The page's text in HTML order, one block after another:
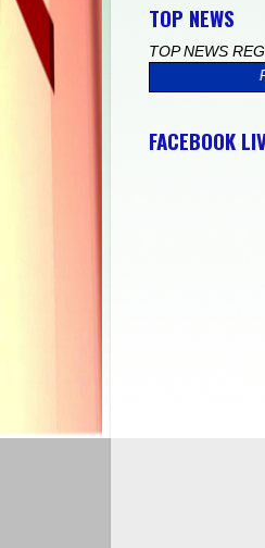
TOP NEWS
TOP NEWS
DI RINNOVO DEL PARCO
FACEBOOK